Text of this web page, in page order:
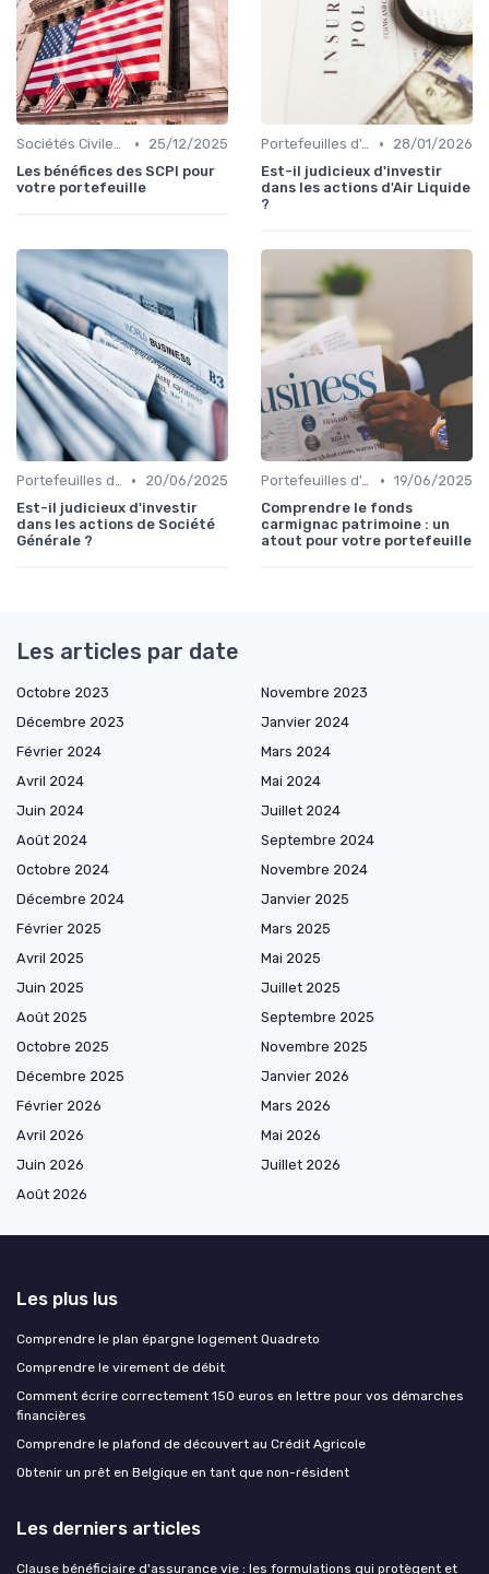
Sociétés Civiles de Placement Immobilier (SCPI) •
25/12/2025
Les bénéfices des SCPI pour
votre portefeuille
Portefeuilles d'Actions et d'Obligations •
28/01/2026
Est-il judicieux d'investir
dans les actions d'Air Liquide
?
Portefeuilles d'Actions et d'Obligations •
20/06/2025
Est-il judicieux d'investir
dans les actions de Société
Générale ?
Portefeuilles d'Actions et d'Obligations • 19/06/2025
Comprendre le fonds
carmignac patrimoine : un
atout pour votre portefeuille
Les articles par date
Octobre 2023
Novembre 2023
Décembre 2023
Janvier 2024
Février 2024
Mars 2024
Avril 2024
Mai 2024
Juin 2024
Juillet 2024
Août 2024
Septembre 2024
Octobre 2024
Novembre 2024
Décembre 2024
Janvier 2025
Février 2025
Mars 2025
Avril 2025
Mai 2025
Juin 2025
Juillet 2025
Août 2025
Septembre 2025
Octobre 2025
Novembre 2025
Décembre 2025
Janvier 2026
Février 2026
Mars 2026
Avril 2026
Mai 2026
Juin 2026
Juillet 2026
Août 2026
Les plus lus
Comprendre le plan épargne logement Quadreto
Comprendre le virement de débit
Comment écrire correctement 150 euros en lettre pour vos démarches
financières
Comprendre le plafond de découvert au Crédit Agricole
Obtenir un prêt en Belgique en tant que non-résident
Les derniers articles
Clause bénéficiaire d'assurance vie : les formulations qui protègent et